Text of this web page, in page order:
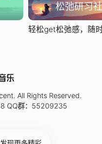
松弛研习社
轻松get松弛感，随
All Rights Reserved.
QQ群：55209235